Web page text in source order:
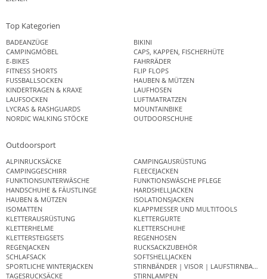
Top Kategorien
BADEANZÜGE
BIKINI
CAMPINGMÖBEL
CAPS, KAPPEN, FISCHERHÜTE
E-BIKES
FAHRRÄDER
FITNESS SHORTS
FLIP FLOPS
FUSSBALLSOCKEN
HAUBEN & MÜTZEN
KINDERTRAGEN & KRAXE
LAUFHOSEN
LAUFSOCKEN
LUFTMATRATZEN
LYCRAS & RASHGUARDS
MOUNTAINBIKE
NORDIC WALKING STÖCKE
OUTDOORSCHUHE
Outdoorsport
ALPINRUCKSÄCKE
CAMPINGAUSRÜSTUNG
CAMPINGGESCHIRR
FLEECEJACKEN
FUNKTIONSUNTERWÄSCHE
FUNKTIONSWÄSCHE PFLEGE
HANDSCHUHE & FÄUSTLINGE
HARDSHELLJACKEN
HAUBEN & MÜTZEN
ISOLATIONSJACKEN
ISOMATTEN
KLAPPMESSER UND MULTITOOLS
KLETTERAUSRÜSTUNG
KLETTERGURTE
KLETTERHELME
KLETTERSCHUHE
KLETTERSTEIGSETS
REGENHOSEN
REGENJACKEN
RUCKSACKZUBEHÖR
SCHLAFSACK
SOFTSHELLJACKEN
SPORTLICHE WINTERJACKEN
STIRNBÄNDER | VISOR | LAUFSTIRNBAND
TAGESRUCKSÄCKE
STIRNLAMPEN